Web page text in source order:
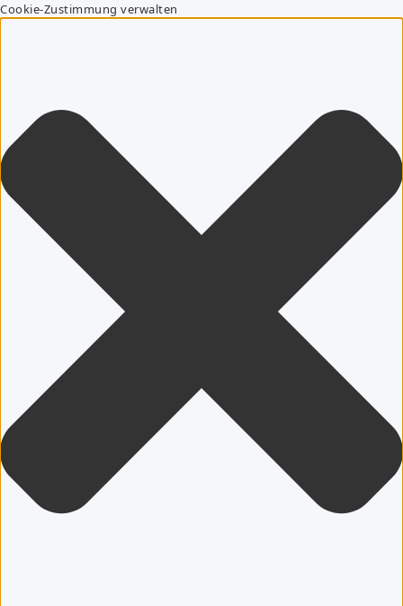
Cookie-Zustimmung verwalten